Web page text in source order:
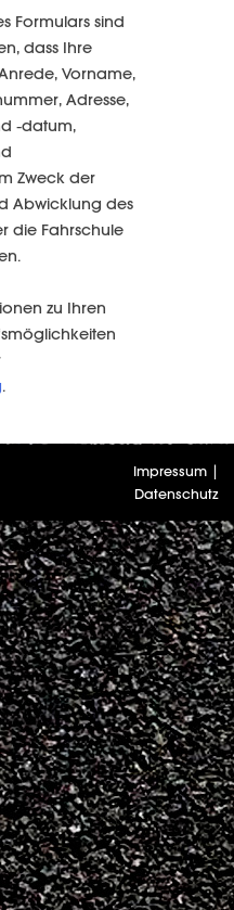
Formulars sind
dass Ihre
Vorname,
Adresse,
-datum,
Zweck der
Abwicklung des
die Fahrschule
zu Ihren
.
Impressum |
Datenschutz